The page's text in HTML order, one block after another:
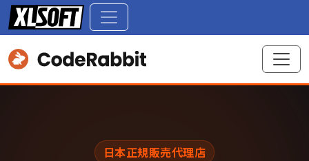
日本正規販売代理店